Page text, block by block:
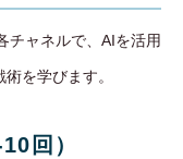
チャネルで、AIを活用
を学びます。
回）